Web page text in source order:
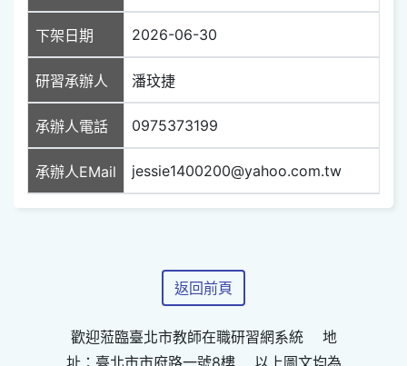
下架日期 2026-06-30
研習承辦人 潘玟捷
承辦人電話 0975373199
承辦人EMail jessie1400200@yahoo.com.tw
返回前頁
歡迎蒞臨臺北市教師在職研習網系統 地
址：臺北市市府路一號8樓 以上圖文均為